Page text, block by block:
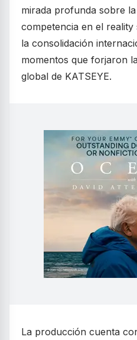
mirada profunda sobre
competencia en el reality
la consolidación
momentos que forjaron
global de KATSEYE.
La producción cuenta